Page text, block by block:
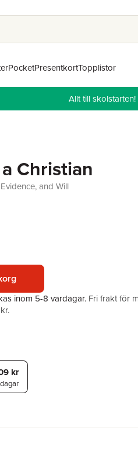
PocketPresentkortTopplistor
Allt till
Christian
and Will
inom 5-8 vardagar. Fri frakt för
kr